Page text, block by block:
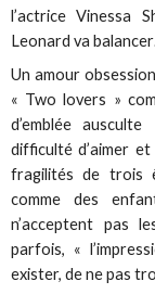
l’actrice Vinessa
Leonard va
Un amour
« Two lovers »
d’emblée
difficulté d’aimer
fragilités de trois
comme des
n’acceptent pas
parfois, «
exister, de ne pas